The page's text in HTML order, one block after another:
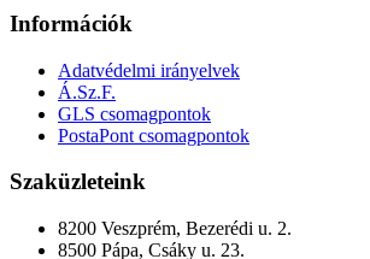
Információk
Adatvédelmi irányelvek
Á.Sz.F.
GLS csomagpontok
PostaPont csomagpontok
Szaküzleteink
8200 Veszprém, Bezerédi u. 2.
8500 Pápa, Csáky u. 23.